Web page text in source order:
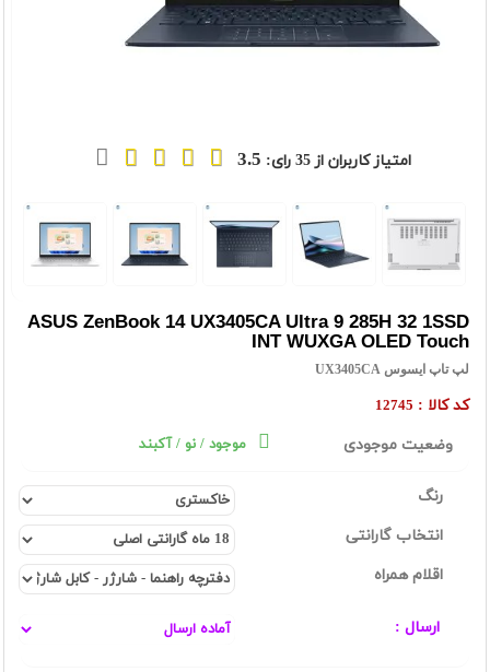
امتیاز کاربران از35 رای: 3.5
ASUS ZenBook 14 UX3405CA Ultra 9 285H 32 1SSD
INT WUXGA OLED Touch
لپ تاپ ایسوس UX3405CA
کد کالا : 12745
وضعیت موجودی موجود / نو / آکبند
رنگ
انتخاب گارانتی
اقلام همراه
ارسال :